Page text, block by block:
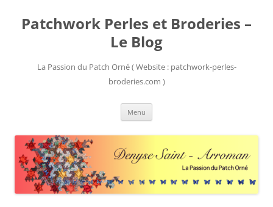
Patchwork Perles et Broderies –
Le Blog
La Passion du Patch Orné ( Website : patchwork-perles-
broderies.com )
Menu